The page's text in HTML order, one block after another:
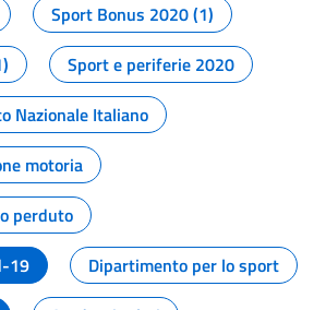
Sport Bonus 2020 (1)
Sport e periferie 2020
Nazionale Italiano
motoria
perduto
19
Dipartimento per lo sport